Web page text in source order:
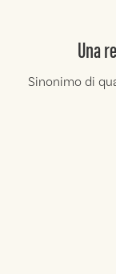
Una
Sinonimo di